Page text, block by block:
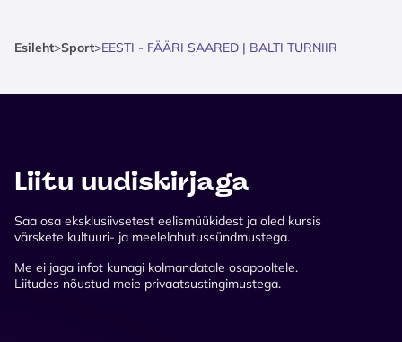
Esileht>Sport>EESTI - FÄÄRI SAARED | BALTI TURNIIR
Liitu uudiskirjaga
Saa osa eksklusiivsetest eelismüükidest ja oled kursis
värskete kultuuri- ja meelelahutussündmustega.
Me ei jaga infot kunagi kolmandatale osapooltele.
Liitudes nõustud meie privaatsustingimustega.